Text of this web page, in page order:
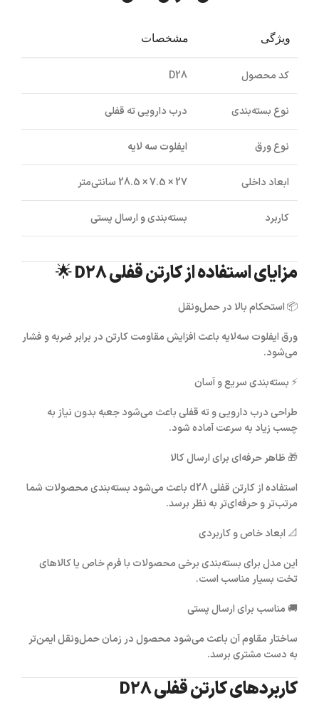
ویژگی مشخصات
کد محصول D28
نوع بسته‌بندی درب دارویی ته قفلی
نوع ورق ایفلوت سه لایه
ابعاد داخلی 27 × 7.5 × 28.5 سانتی‌متر
کاربرد بسته‌بندی و ارسال پستی
مزایای استفاده از کارتن قفلی D28 🌟
📦استحکام بالا در حمل‌ونقل
ورق ایفلوت سه‌لایه باعث افزایش مقاومت کارتن در برابر ضربه و فشار
می‌شود.
⚡ بسته‌بندی سریع و آسان
طراحی درب دارویی و ته قفلی باعث می‌شود جعبه بدون نیاز به
چسب زیاد به سرعت آماده شود.
🎁 ظاهر حرفه‌ای برای ارسال کالا
استفاده از کارتن قفلی d28
باعث می‌شود بسته‌بندی محصولات شما
مرتب‌تر و حرفه‌ای‌تر به نظر برسد.
📐 ابعاد خاص و کاربردی
این مدل برای بسته‌بندی برخی محصولات با فرم خاص یا کالاهای
تخت بسیار مناسب است.
🚚 مناسب برای ارسال پستی
ساختار مقاوم آن باعث می‌شود محصول در زمان حمل‌ونقل ایمن‌تر
به دست مشتری برسد.
کاربردهای کارتن قفلی D28